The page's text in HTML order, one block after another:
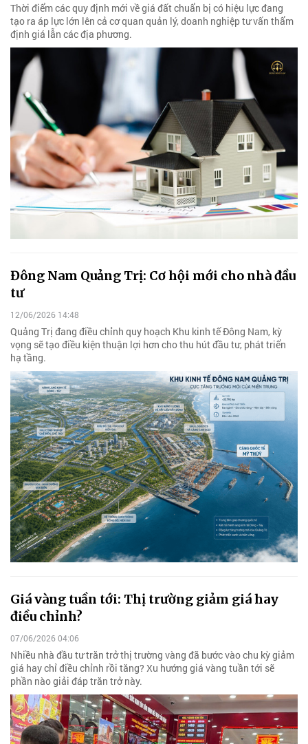
Thời điểm các quy định mới về giá đất chuẩn bị có hiệu lực đang
tạo ra áp lực lớn lên cả cơ quan quản lý, doanh nghiệp tư vấn thẩm
định giá lẫn các địa phương.
Đông Nam Quảng Trị: Cơ hội mới cho nhà đầu
tư
12/06/2026 14:48
Quảng Trị đang điều chỉnh quy hoạch Khu kinh tế Đông Nam, kỳ
vọng sẽ tạo điều kiện thuận lợi hơn cho thu hút đầu tư, phát triển
hạ tầng.
Giá vàng tuần tới: Thị trường giảm giá hay
điều chỉnh?
07/06/2026 04:06
Nhiều nhà đầu tư trăn trở thị trường vàng đã bước vào chu kỳ giảm
giá hay chỉ điều chỉnh rồi tăng? Xu hướng giá vàng tuần tới sẽ
phần nào giải đáp trăn trở này.